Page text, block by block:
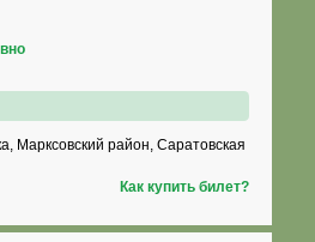
Марксовский район, Саратовская
Как купить билет?